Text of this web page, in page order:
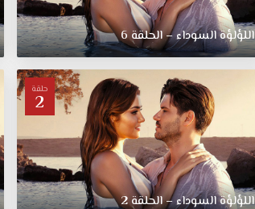
اللؤلؤة السوداء – الحلقة 6
حلقة
2
اللؤلؤة السوداء – الحلقة 2